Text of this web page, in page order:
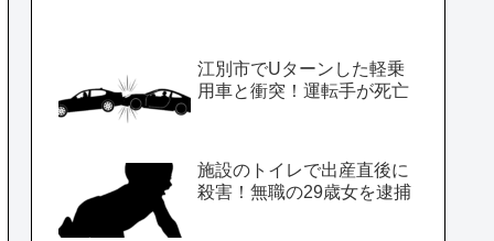
江別市でUターンした軽乗
用車と衝突！運転手が死亡
施設のトイレで出産直後に
殺害！無職の29歳女を逮捕